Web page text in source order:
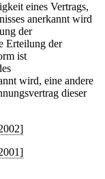
eines Vertrags,
anerkannt wird
der
Erteilung der
ist
wird, eine andere
dieser